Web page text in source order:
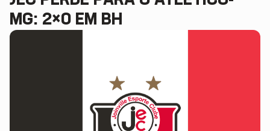
MG: 2×0 EM BH